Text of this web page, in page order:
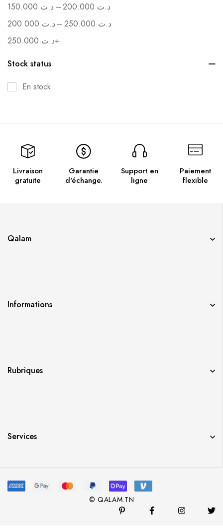
د.ت – د.ت
د.ت – د.ت
د.ت+
Stock status
En stock
Livraison
gratuite
Garantie
d'échange.
Support en
ligne
Paiement
flexible
Qalam
Informations
Rubriques
Services
© QALAM.TN